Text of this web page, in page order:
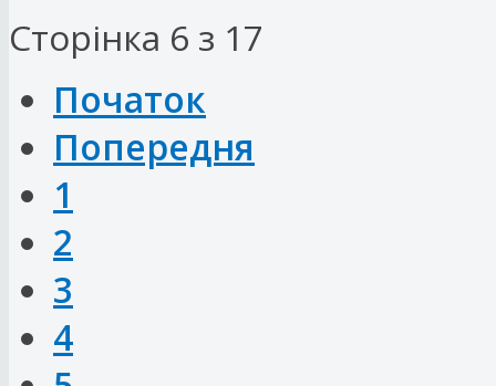
Сторінка 6 з 17
Початок
Попередня
1
2
3
4